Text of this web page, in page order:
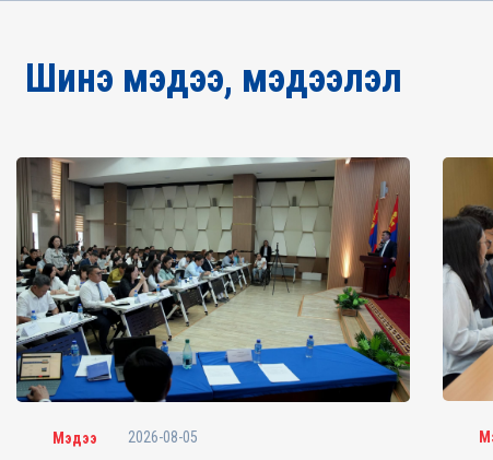
Шинэ мэдээ, мэдээлэл
Мэдээ 2026-08-05